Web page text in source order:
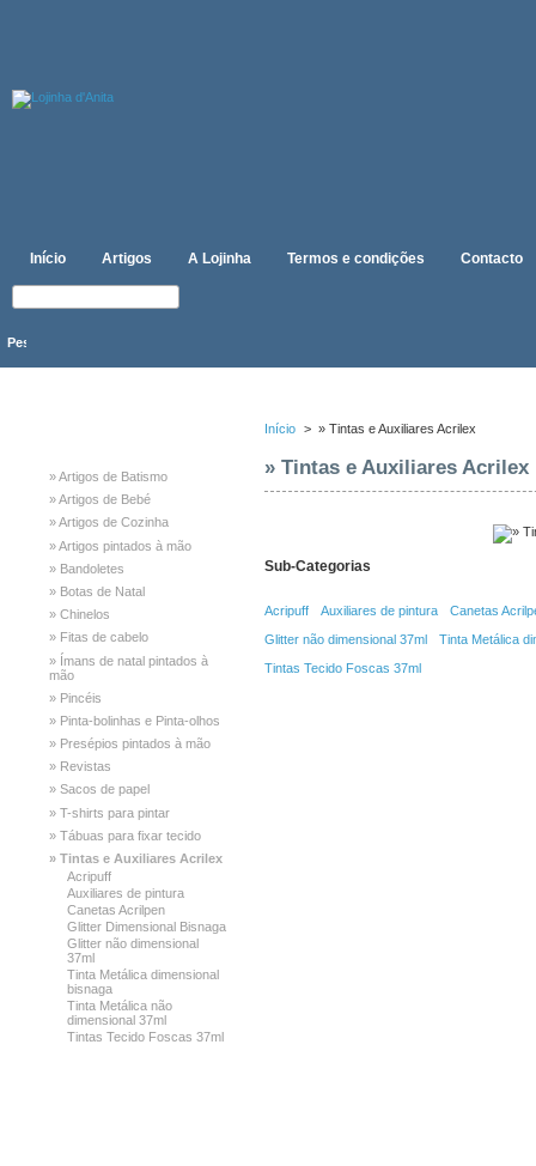
Início Artigos A Lojinha Termos e condições Contacto
» Artigos de Batismo
» Artigos de Bebé
» Artigos de Cozinha
» Artigos pintados à mão
» Bandoletes
» Botas de Natal
» Chinelos
» Fitas de cabelo
» Ímans de natal pintados à
mão
» Pincéis
» Pinta-bolinhas e Pinta-olhos
» Presépios pintados à mão
» Revistas
» Sacos de papel
» T-shirts para pintar
» Tábuas para fixar tecido
» Tintas e Auxiliares Acrilex
Acripuff
Auxiliares de pintura
Canetas Acrilpen
Glitter Dimensional Bisnaga
Glitter não dimensional
37ml
Tinta Metálica dimensional
bisnaga
Tinta Metálica não
dimensional 37ml
Tintas Tecido Foscas 37ml
Início > » Tintas e Auxiliares Acrilex
» Tintas e Auxiliares Acrilex
Sub-Categorias
Acripuff Auxiliares de pintura
Canetas
Glitter não dimensional 37ml
Tinta Metálica
Tintas Tecido Foscas 37ml